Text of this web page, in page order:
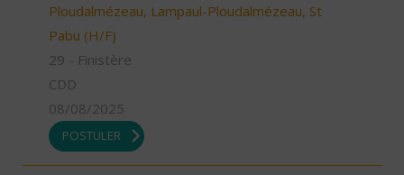
Ploudalmézeau, Lampaul-Ploudalmézeau, St
Pabu (H/F)
29 - Finistère
CDD
08/08/2025
POSTULER